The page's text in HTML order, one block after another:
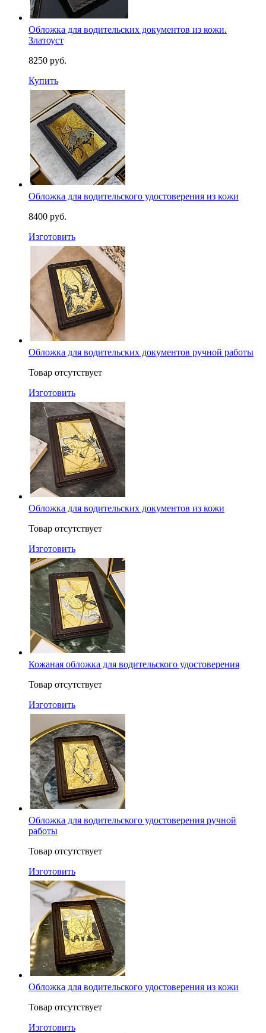
Обложка для водительских документов из кожи.
Златоуст
8250 руб.
Купить
Обложка для водительского удостоверения из кожи
8400 руб.
Изготовить
Обложка для водительских документов ручной работы
Товар отсутствует
Изготовить
Обложка для водительских документов из кожи
Товар отсутствует
Изготовить
Кожаная обложка для водительского удостоверения
Товар отсутствует
Изготовить
Обложка для водительского удостоверения ручной
работы
Товар отсутствует
Изготовить
Обложка для водительского удостоверения из кожи
Товар отсутствует
Изготовить